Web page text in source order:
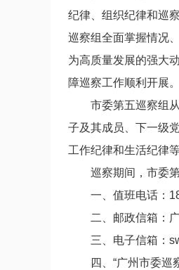
纪律、组织纪律和巡
巡察组全面掌握情况
为高质量发展的强大
障巡察工作顺利开展。
市委第五巡察组
子及其成员、下一级
工作纪律和生活纪律
巡察期间，市委
一、值班电话：
二、邮政信箱：
三、电子信箱：
四、“广州市委巡